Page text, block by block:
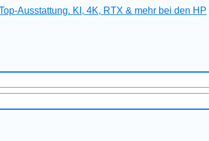
Ausstattung. KI, 4K, RTX & mehr bei den HP